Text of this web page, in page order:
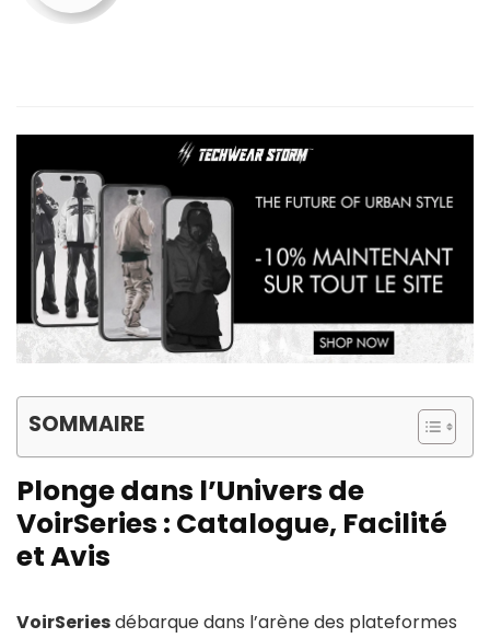
SOMMAIRE
Plonge dans l’Univers de
VoirSeries : Catalogue, Facilité
et Avis
VoirSeriesdébarque dans l’arène des plateformes